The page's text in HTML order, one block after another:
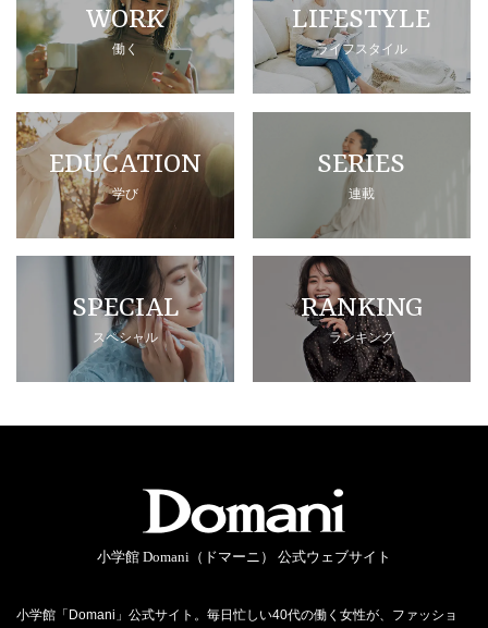
WORK
働く
LIFESTYLE
ライフスタイル
EDUCATION
学び
SERIES
連載
SPECIAL
スペシャル
RANKING
ランキング
小学館 Domani（ドマーニ） 公式ウェブサイト
小学館「Domani」公式サイト。毎日忙しい40代の働く女性が、ファッショ